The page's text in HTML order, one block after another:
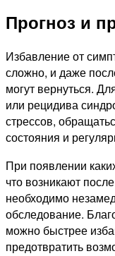
Прогноз и
Избавление от
сложно, и даже
могут вернуться.
или рецидива
стрессов,
состояния и
При появлении
что возникают
необходимо
обследование.
можно быстрее
предотвратить